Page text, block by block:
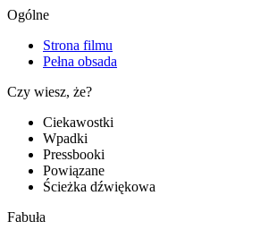
Ogólne
Strona filmu
Pełna obsada
Czy wiesz, że?
Ciekawostki
Wpadki
Pressbooki
Powiązane
Ścieżka dźwiękowa
Fabuła